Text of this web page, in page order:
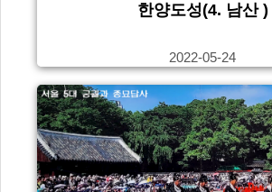
한양도성(4. 남산 )
2022-05-24